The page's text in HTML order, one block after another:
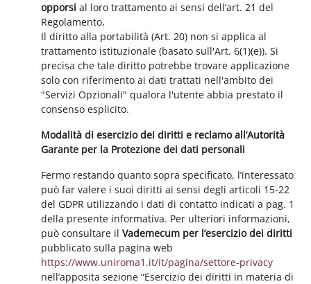
opporsi al loro trattamento ai sensi dell’art. 21 del
Regolamento,
Il diritto alla portabilità (Art. 20) non si applica al
trattamento istituzionale (basato sull'Art. 6(1)(e)). Si
precisa che tale diritto potrebbe trovare applicazione
solo con riferimento ai dati trattati nell'ambito dei
"Servizi Opzionali" qualora l'utente abbia prestato il
consenso esplicito.
Modalità di esercizio dei diritti e reclamo all’Autorità
Garante per la Protezione dei dati personali
Fermo restando quanto sopra specificato, l’interessato
può far valere i suoi diritti ai sensi degli articoli 15-22
del GDPR utilizzando i dati di contatto indicati a pag. 1
della presente informativa. Per ulteriori informazioni,
può consultare ilVademecum per l’esercizio dei diritti
pubblicato sulla pagina web
https://www.uniroma1.it/it/pagina/settore-privacy
nell’apposita sezione “Esercizio dei diritti in materia di